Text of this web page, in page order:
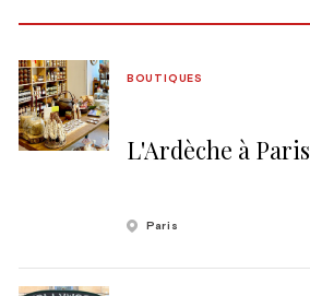
L'Ardèche à Paris
BOUTIQUES
Paris